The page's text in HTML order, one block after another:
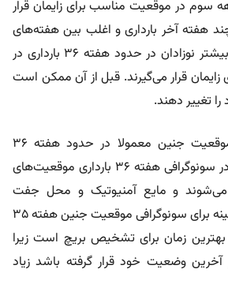
سوم در موقعیت مناسب برای زایمان قرار
هفته آخر بارداری و اغلب بین هفته‌های
۳۲ تا ۳۶ رخ می‌دهد. بیشتر نوزادان در حدود هفته ۳۶ بارداری در
قرار می‌گیرند. قبل از آن ممکن است
تغییر دهند.
به‌طورکلی سونوگرافی موقعیت جنین معمولا در حدود هفته ۳۶
بارداری انجام می‌شود. در سونوگرافی هفته ۳۶ بارداری موقعیت‌های
می‌شوند و مایع آمنیوتیک و محل جفت
ارزیابی می‌شود. زمان بهینه برای سونوگرافی موقعیت جنین هفته ۳۵
بهترین زمان برای تشخیص بریچ است زیرا
آخرین وضعیت خود قرار گرفته باشد زیاد